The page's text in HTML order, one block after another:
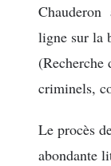
Chauderon
ligne sur la
(Recherche
criminels,
Le procès
abondante